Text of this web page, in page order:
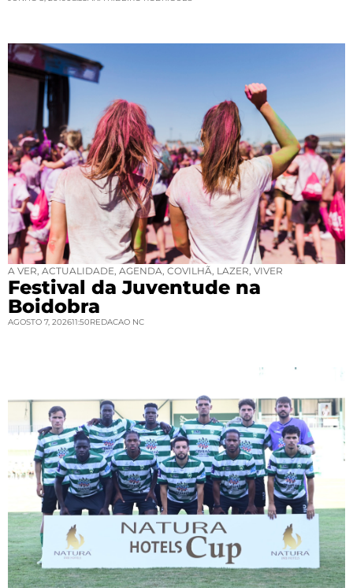
A VER, ACTUALIDADE, AGENDA, COVILHÃ, LAZER, VIVER
Festival da Juventude na
Boidobra
AGOSTO 7, 202611:50REDACAO NC